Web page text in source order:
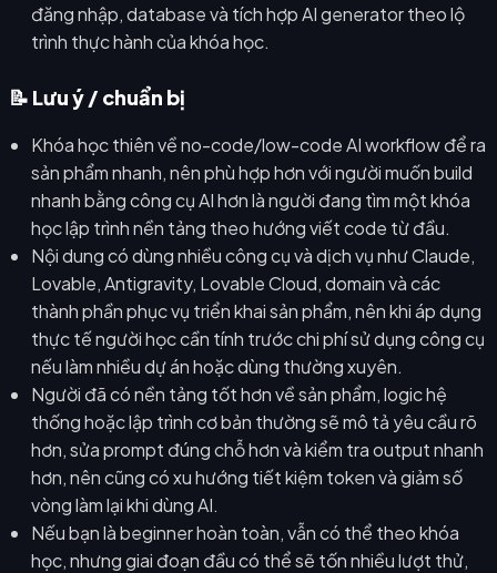
đăng nhập, database và tích hợp AI generator theo lộ
trình thực hành của khóa học.
📝 Lưu ý / chuẩn bị
Khóa học thiên về no-code/low-code AI workflow để ra
sản phẩm nhanh, nên phù hợp hơn với người muốn build
nhanh bằng công cụ AI hơn là người đang tìm một khóa
học lập trình nền tảng theo hướng viết code từ đầu.
Nội dung có dùng nhiều công cụ và dịch vụ như Claude,
Lovable, Antigravity, Lovable Cloud, domain và các
thành phần phục vụ triển khai sản phẩm, nên khi áp dụng
thực tế người học cần tính trước chi phí sử dụng công cụ
nếu làm nhiều dự án hoặc dùng thường xuyên.
Người đã có nền tảng tốt hơn về sản phẩm, logic hệ
thống hoặc lập trình cơ bản thường sẽ mô tả yêu cầu rõ
hơn, sửa prompt đúng chỗ hơn và kiểm tra output nhanh
hơn, nên cũng có xu hướng tiết kiệm token và giảm số
vòng làm lại khi dùng AI.
Nếu bạn là beginner hoàn toàn, vẫn có thể theo khóa
học, nhưng giai đoạn đầu có thể sẽ tốn nhiều lượt thử,